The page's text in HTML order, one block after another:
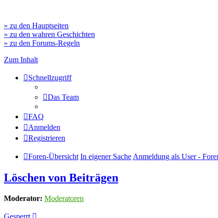
» zu den Hauptseiten
» zu den wahren Geschichten
» zu den Forums-Regeln
Zum Inhalt
Schnellzugriff
Das Team
FAQ
Anmelden
Registrieren
Foren-Übersicht In eigener Sache Anmeldung als User -
Löschen von Beiträgen
Moderator: Moderatoren
Gesperrt